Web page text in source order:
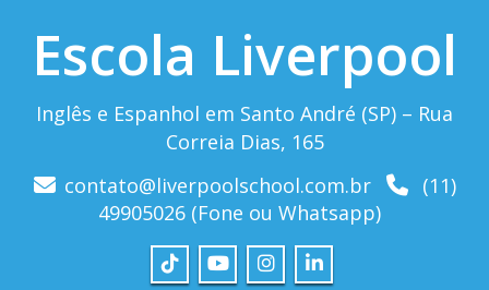
Escola Liverpool
Inglês e Espanhol em Santo André (SP) – Rua
Correia Dias, 165
contato@liverpoolschool.com.br
(11)
49905026 (Fone ou Whatsapp)